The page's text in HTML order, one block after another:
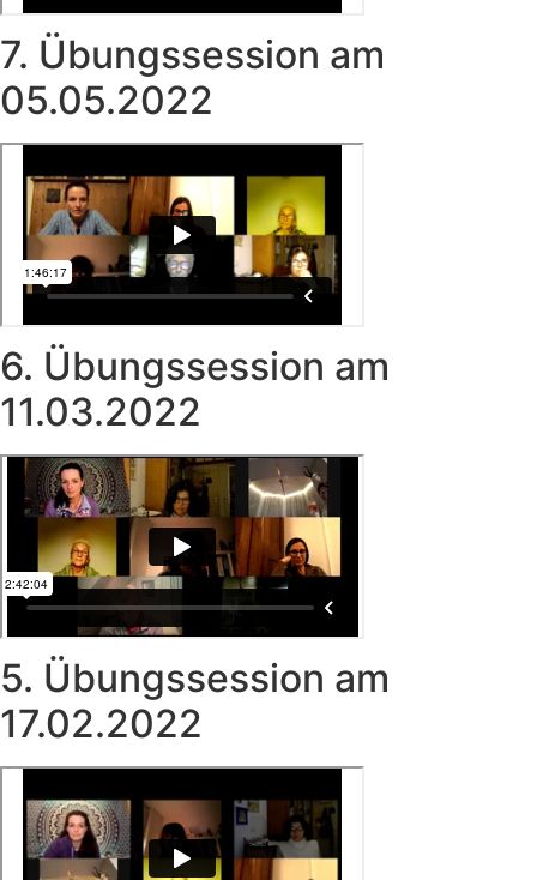
7. Übungssession am
05.05.2022
6. Übungssession am
11.03.2022
5. Übungssession am
17.02.2022